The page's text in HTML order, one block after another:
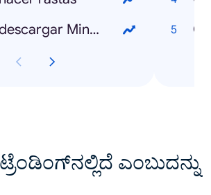
Cómo descargar Minecraft
ಎಂಬುದನ್ನು